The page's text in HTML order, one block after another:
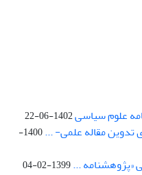
علوم سیاسی1402-06-22
تدوین مقاله علمی- ...
1400-
«پژوهشنامه ...1399-02-04